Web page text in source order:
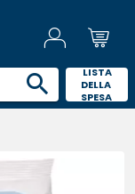
LISTA
DELLA
SPESA